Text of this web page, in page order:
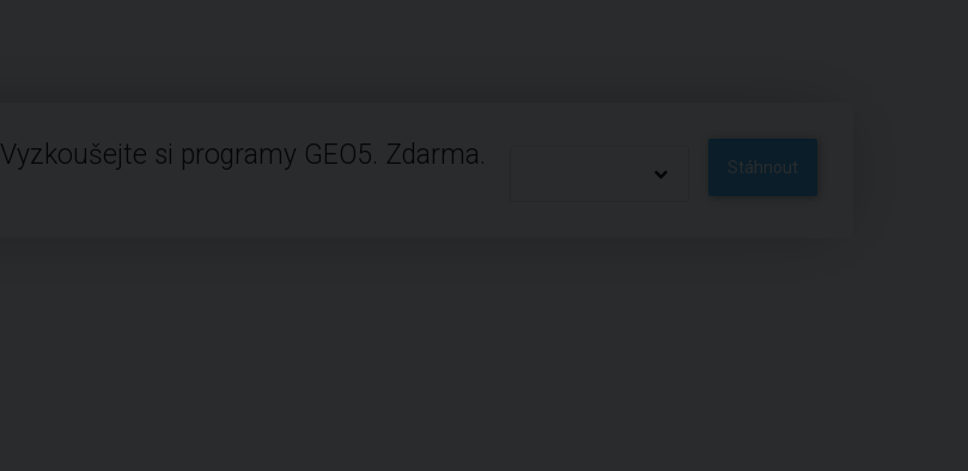
Vyzkoušejte si programy GEO5. Zdarma. Stáhnout